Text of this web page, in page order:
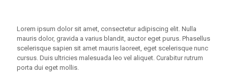
Lorem ipsum dolor sit amet, consectetur adipiscing elit. Nulla
mauris dolor, gravida a varius blandit, auctor eget purus. Phasellus
scelerisque sapien sit amet mauris laoreet, eget scelerisque nunc
cursus. Duis ultricies malesuada leo vel aliquet. Curabitur rutrum
porta dui eget mollis.